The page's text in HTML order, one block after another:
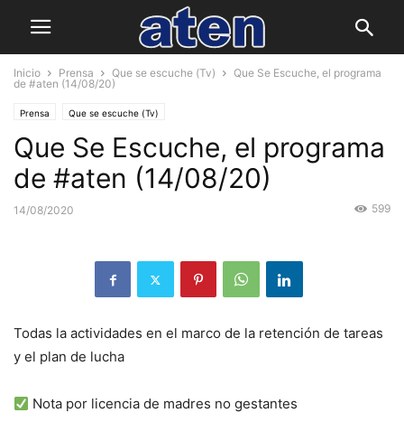
Inicio Prensa Que se escuche (Tv)
Que Se Escuche, el programa
de #aten (14/08/20)
Prensa Que se escuche (Tv)
Que Se Escuche, el programa
de #aten (14/08/20)
14/08/2020 599
Todas la actividades en el marco de la retención de tareas
y el plan de lucha
Nota por licencia de madres no gestantes